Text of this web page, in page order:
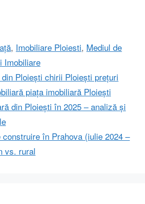
, Imobiliare Ploiesti, Mediul de
Imobiliare
Ploiești chirii Ploiești prețuri
piața imobiliară Ploiești
din Ploiești în 2025 – analiză și
în Prahova (iulie 2024 –
vs. rural